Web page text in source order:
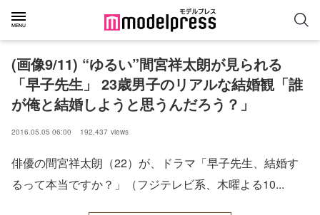
(画像9/11) “ゆるい”間宮祥太朗が見られる
「早子先生」 23歳男子のリアルな結婚観「誰
が俺と結婚しようと思うんだろう？」
2016.05.05 06:00 192,437 views
俳優の間宮祥太朗（22）が、ドラマ「早子先生、結婚す
るって本当ですか？」（フジテレビ系、木曜よる10...